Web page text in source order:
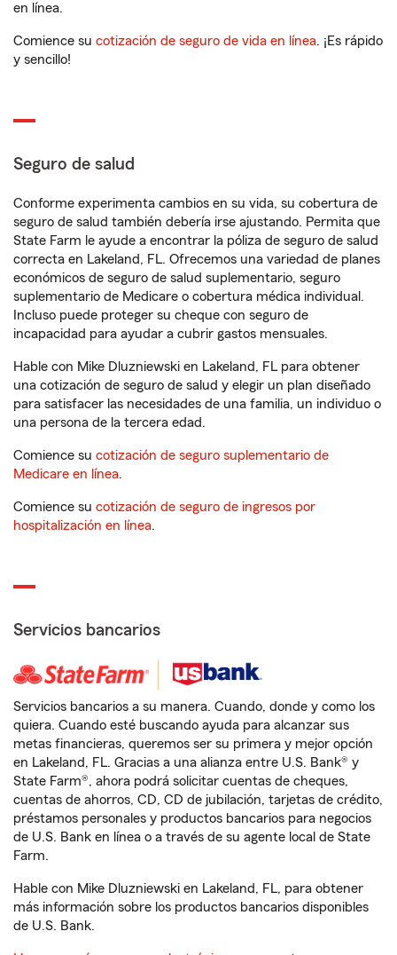
en línea.
Comience su cotización de seguro de vida en línea. ¡Es rápido
y sencillo!
Seguro de salud
Conforme experimenta cambios en su vida, su cobertura de
seguro de salud también debería irse ajustando. Permita que
State Farm le ayude a encontrar la póliza de seguro de salud
correcta en Lakeland, FL. Ofrecemos una variedad de planes
económicos de seguro de salud suplementario, seguro
suplementario de Medicare o cobertura médica individual.
Incluso puede proteger su cheque con seguro de
incapacidad para ayudar a cubrir gastos mensuales.
Hable con Mike Dluzniewski en Lakeland, FL para obtener
una cotización de seguro de salud y elegir un plan diseñado
para satisfacer las necesidades de una familia, un individuo o
una persona de la tercera edad.
Comience su cotización de seguro suplementario de
Medicare en línea.
Comience su cotización de seguro de ingresos por
hospitalización en línea.
Servicios bancarios
Servicios bancarios a su manera. Cuando, donde y como los
quiera. Cuando esté buscando ayuda para alcanzar sus
metas financieras, queremos ser su primera y mejor opción
en Lakeland, FL. Gracias a una alianza entre U.S. Bank® y
State Farm®, ahora podrá solicitar cuentas de cheques,
cuentas de ahorros, CD, CD de jubilación, tarjetas de crédito,
préstamos personales y productos bancarios para negocios
de U.S. Bank en línea o a través de su agente local de State
Farm.
Hable con Mike Dluzniewski en Lakeland, FL, para obtener
más información sobre los productos bancarios disponibles
de U.S. Bank.